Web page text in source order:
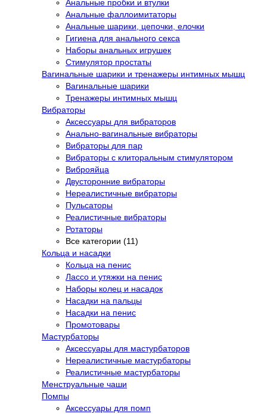
Анальные пробки и втулки
Анальные фаллоимитаторы
Анальные шарики, цепочки, елочки
Гигиена для анального секса
Наборы анальных игрушек
Стимулятор простаты
Вагинальные шарики и тренажеры интимных мышц
Вагинальные шарики
Тренажеры интимных мышц
Вибраторы
Аксессуары для вибраторов
Анально-вагинальные вибраторы
Вибраторы для пар
Вибраторы с клиторальным стимулятором
Виброяйца
Двусторонние вибраторы
Нереалистичные вибраторы
Пульсаторы
Реалистичные вибраторы
Ротаторы
Все категории (11)
Кольца и насадки
Кольца на пенис
Лассо и утяжки на пенис
Наборы колец и насадок
Насадки на пальцы
Насадки на пенис
Промотовары
Мастурбаторы
Аксессуары для мастурбаторов
Нереалистичные мастурбаторы
Реалистичные мастурбаторы
Менструальные чаши
Помпы
Аксессуары для помп